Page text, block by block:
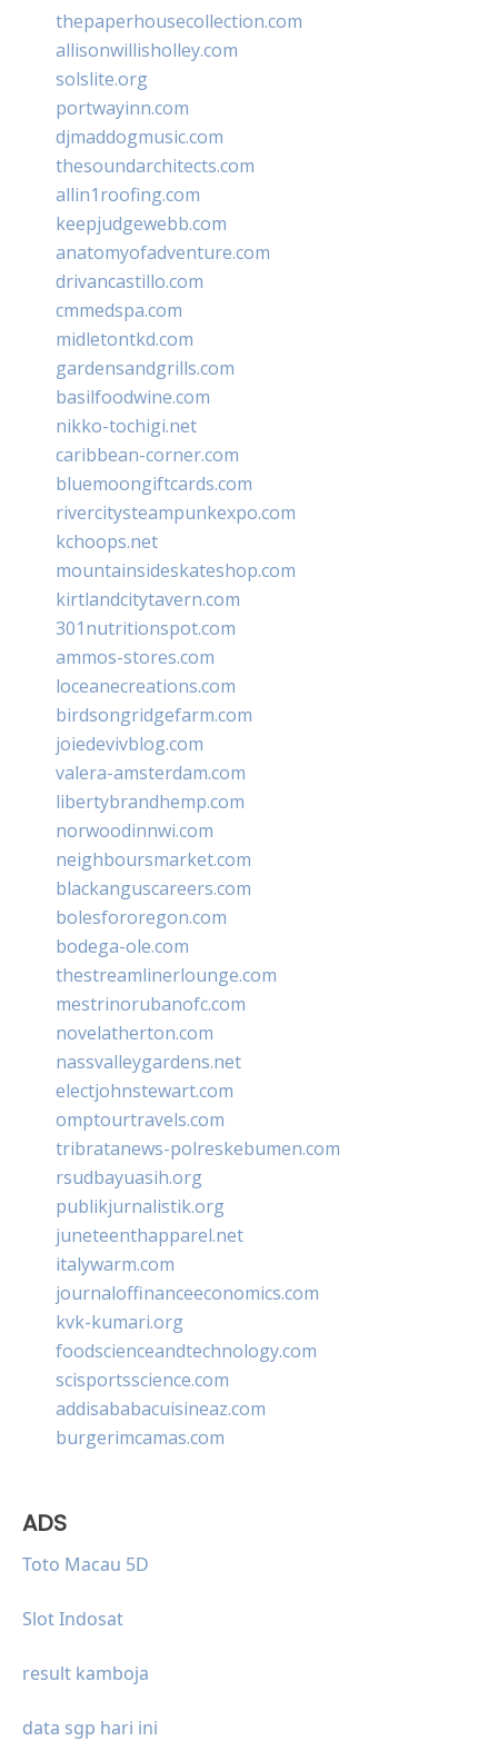
thepaperhousecollection.com
allisonwillisholley.com
solslite.org
portwayinn.com
djmaddogmusic.com
thesoundarchitects.com
allin1roofing.com
keepjudgewebb.com
anatomyofadventure.com
drivancastillo.com
cmmedspa.com
midletontkd.com
gardensandgrills.com
basilfoodwine.com
nikko-tochigi.net
caribbean-corner.com
bluemoongiftcards.com
rivercitysteampunkexpo.com
kchoops.net
mountainsideskateshop.com
kirtlandcitytavern.com
301nutritionspot.com
ammos-stores.com
loceanecreations.com
birdsongridgefarm.com
joiedevivblog.com
valera-amsterdam.com
libertybrandhemp.com
norwoodinnwi.com
neighboursmarket.com
blackanguscareers.com
bolesfororegon.com
bodega-ole.com
thestreamlinerlounge.com
mestrinorubanofc.com
novelatherton.com
nassvalleygardens.net
electjohnstewart.com
omptourtravels.com
tribratanews-polreskebumen.com
rsudbayuasih.org
publikjurnalistik.org
juneteenthapparel.net
italywarm.com
journaloffinanceeconomics.com
kvk-kumari.org
foodscienceandtechnology.com
scisportsscience.com
addisababacuisineaz.com
burgerimcamas.com
ADS
Toto Macau 5D
Slot Indosat
result kamboja
data sgp hari ini